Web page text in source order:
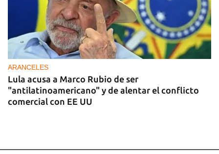
ARANCELES
Lula acusa a Marco Rubio de ser
"antilatinoamericano" y de alentar el conflicto
comercial con EE UU